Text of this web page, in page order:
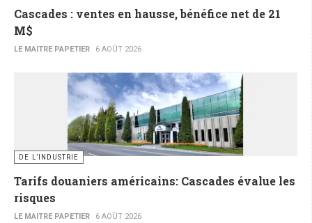
Cascades : ventes en hausse, bénéfice net de 21
M$
LE MAITRE PAPETIER 6 AOÛT 2026
DE L’INDUSTRIE
Tarifs douaniers américains: Cascades évalue les
risques
LE MAITRE PAPETIER 6 AOÛT 2026